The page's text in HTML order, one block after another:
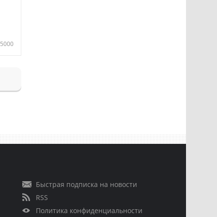
5000
Быстрая подписка на новости
RSS
Политика конфиденциальности